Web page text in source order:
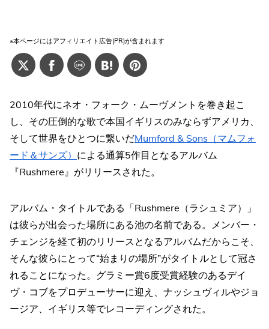
※本ページにはアフィリエイト広告(PR)が含まれます
2010年代にネオ・フォーク・ムーヴメントを巻き起こ
し、その圧倒的な歌で本国イギリスのみならずアメリカ、
そして世界をひとつに繋いだMumford & Sons（マムフォ
ード＆サンズ） による通算5作目となるアルバム
『Rushmere』がリリースされた。
アルバム・タイトルである「Rushmere（ラシュミア）」
は彼らが出会った場所にある池の名前である。メンバー・
チェンジを経て初のリリースとなるアルバムだからこそ、
そんな彼らにとって“始まりの場所”がタイトルとして冠さ
れることになった。グラミー賞6度受賞経験のあるデイ
ヴ・コブをプロデューサーに迎え、ナッシュヴィルやジョ
ージア、イギリス等でレコーディングされた。